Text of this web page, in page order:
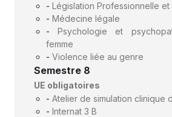
- Législation Professionnelle et
- Médecine légale
-Psychologie et
femme
- Violence liée au genre
Semestre 8
UE obligatoires
- Atelier de simulation clinique
- Internat 3 B